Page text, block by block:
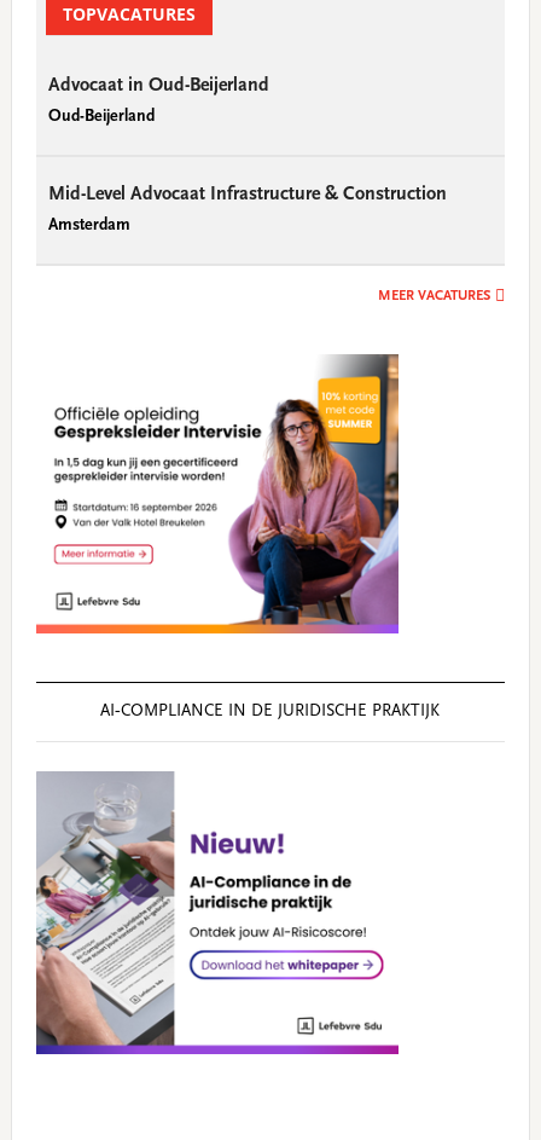
TOPVACATURES
Advocaat in Oud-Beijerland
Oud-Beijerland
Mid-Level Advocaat Infrastructure & Construction
Amsterdam
MEER VACATURES
AI‑COMPLIANCE IN DE JURIDISCHE PRAKTIJK